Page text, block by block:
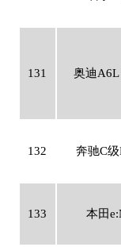
131 奥迪A6L
132 奔驰C
133 本田